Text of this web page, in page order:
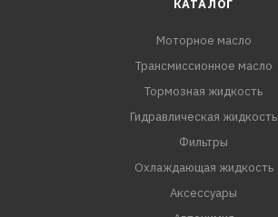
КАТАЛОГ
Моторное масло
Трансмиссионное масло
Тормозная жидкость
Гидравлическая жидкость
Фильтры
Охлаждающая жидкость
Аксессуары